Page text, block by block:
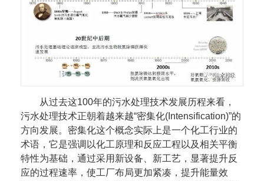
从过去这100年的污水处理技术发展历程来看，
污水处理技术正朝着越来越“密集化(Intensification)”的
方向发展。密集化这个概念实际上是一个化工行业的
术语，它是强调以化工原理和反应工程以及相关平衡
特性为基础，通过采用新设备、新工艺，显著提升反
应的过程速率，使工厂布局更加紧凑，提升能量效